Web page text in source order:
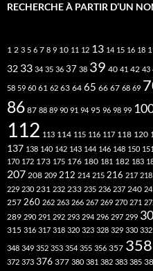
RECHERCHE À PARTIR D’UN
1 2 3 5 6 7 8 9 10 11 12 13 14 15 16 18
32 33 34 35 36 37 38 39 40 41 42 43
58 59 60 61 62 63 64 65 66 67 68 69
86 87 88 89 90 91 94 95 96 98 99
112 113 114 115 116 117 118 120
137 138 140 142 143 144 146 148 150 151
170 172 173 175 176 180 181 182 183
207 208 209 212 214 215 216 217 218
229 230 231 232 233 235 236 237 240
257 260 262 263 266 267 269 270 271
289 290 291 292 293 294 296 297 299
315 316 317 318 320 323 328 329 330 332
348 349 352 353 354 355 356 357 358
372 373 376 377 380 381 382 383 385